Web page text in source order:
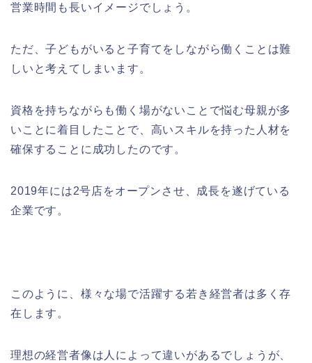
営業時間も長いイメージでしょう。
ただ、子どもがいると子育てをしながら働くことは難
しいと考えてしまいます。
資格を持ちながらも働く場がないことで悩む母親が多
いことに着目したことで、高いスキルを持った人材を
確保することに成功したのです。
2019年には2号店をオープンさせ、成長を遂げている
企業です。
このように、様々な場で活躍する若き経営者は多く存
在します。
理想の経営者像は人によって違いがあるでしょうが、